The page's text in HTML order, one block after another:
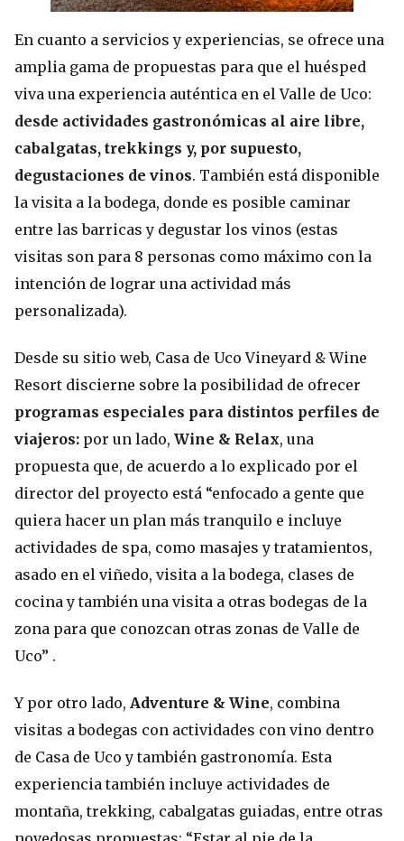
En cuanto a servicios y experiencias, se ofrece una
amplia gama de propuestas para que el huésped
viva una experiencia auténtica en el Valle de Uco:
desde actividades gastronómicas al aire libre,
cabalgatas, trekkings y, por supuesto,
degustaciones de vinos. También está disponible
la visita a la bodega, donde es posible caminar
entre las barricas y degustar los vinos (estas
visitas son para 8 personas como máximo con la
intención de lograr una actividad más
personalizada).
Desde su sitio web, Casa de Uco Vineyard & Wine
Resort discierne sobre la posibilidad de ofrecer
programas especiales para distintos perfiles de
viajeros: por un lado, Wine & Relax, una
propuesta que, de acuerdo a lo explicado por el
director del proyecto está “enfocado a gente que
quiera hacer un plan más tranquilo e incluye
actividades de spa, como masajes y tratamientos,
asado en el viñedo, visita a la bodega, clases de
cocina y también una visita a otras bodegas de la
zona para que conozcan otras zonas de Valle de
Uco” .
Y por otro lado, Adventure & Wine, combina
visitas a bodegas con actividades con vino dentro
de Casa de Uco y también gastronomía. Esta
experiencia también incluye actividades de
montaña, trekking, cabalgatas guiadas, entre otras